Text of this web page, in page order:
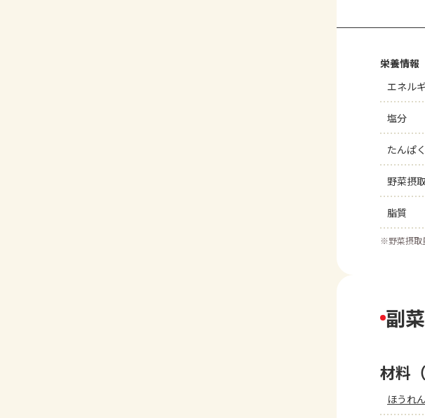
栄養情報
エネル
塩分
たんぱ
野菜摂
脂質
※野菜摂取
副
材料
ほうれ